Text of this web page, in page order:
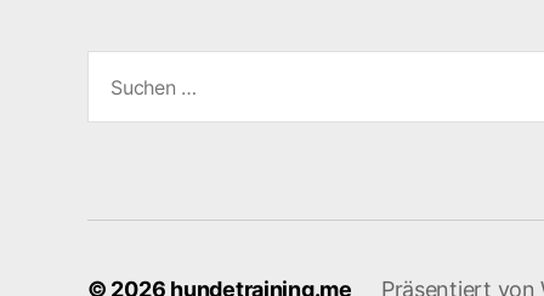
nach:
© 2026 hundetraining.me Präsentiert von